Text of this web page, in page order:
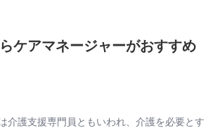
ケアマネージャーがおすすめ
介護支援専門員ともいわれ、介護を必要とす